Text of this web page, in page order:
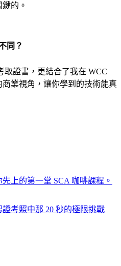
的。
同？
證書，更結合了我在 WCC
業視角，讓你學到的技術能真
上的第一堂 SCA 咖啡課程。
證考照中那 20 秒的極限挑戰